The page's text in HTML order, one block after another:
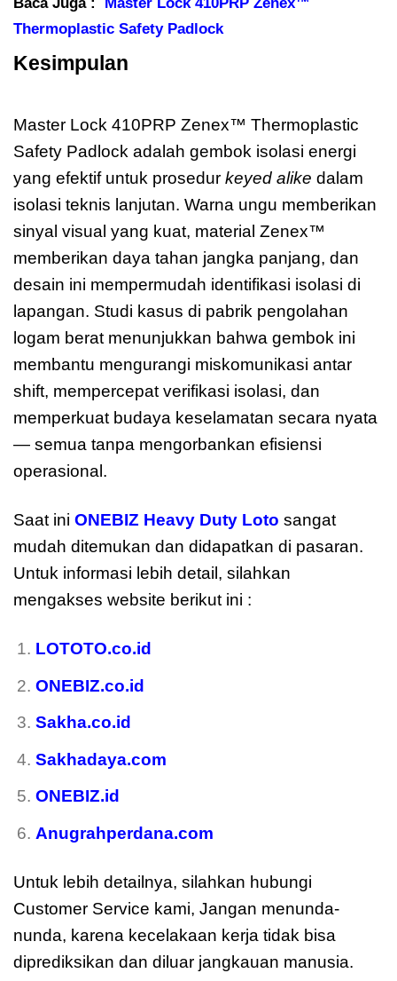
Thermoplastic Safety Padlock
Kesimpulan
Master Lock 410PRP Zenex™ Thermoplastic
Safety Padlock adalah gembok isolasi energi
yang efektif untuk prosedur keyed alike dalam
isolasi teknis lanjutan. Warna ungu memberikan
sinyal visual yang kuat, material Zenex™
memberikan daya tahan jangka panjang, dan
desain ini mempermudah identifikasi isolasi di
lapangan. Studi kasus di pabrik pengolahan
logam berat menunjukkan bahwa gembok ini
membantu mengurangi miskomunikasi antar
shift, mempercepat verifikasi isolasi, dan
memperkuat budaya keselamatan secara nyata
— semua tanpa mengorbankan efisiensi
operasional.
Saat ini ONEBIZ Heavy Duty Loto sangat
mudah ditemukan dan didapatkan di pasaran.
Untuk informasi lebih detail, silahkan
mengakses website berikut ini :
LOTOTO.co.id
ONEBIZ.co.id
Sakha.co.id
Sakhadaya.com
ONEBIZ.id
Anugrahperdana.com
Untuk lebih detailnya, silahkan hubungi
Customer Service kami, Jangan menunda-
nunda, karena kecelakaan kerja tidak bisa
diprediksikan dan diluar jangkauan manusia.